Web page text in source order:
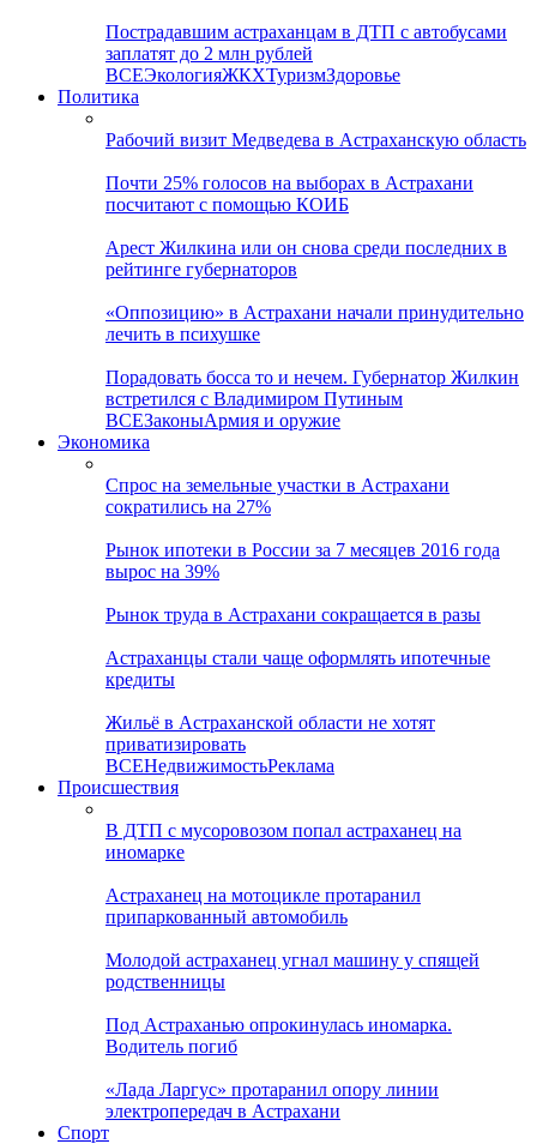
Пострадавшим астраханцам в ДТП с автобусами
заплатят до 2 млн рублей
ВСЕЭкологияЖКХТуризмЗдоровье
Политика
Рабочий визит Медведева в Астраханскую область
Почти 25% голосов на выборах в Астрахани
посчитают с помощью КОИБ
Арест Жилкина или он снова среди последних в
рейтинге губернаторов
«Оппозицию» в Астрахани начали принудительно
лечить в психушке
Порадовать босса то и нечем. Губернатор Жилкин
встретился с Владимиром Путиным
ВСЕЗаконыАрмия и оружие
Экономика
Спрос на земельные участки в Астрахани
сократились на 27%
Рынок ипотеки в России за 7 месяцев 2016 года
вырос на 39%
Рынок труда в Астрахани сокращается в разы
Астраханцы стали чаще оформлять ипотечные
кредиты
Жильё в Астраханской области не хотят
приватизировать
ВСЕНедвижимостьРеклама
Происшествия
В ДТП с мусоровозом попал астраханец на
иномарке
Астраханец на мотоцикле протаранил
припаркованный автомобиль
Молодой астраханец угнал машину у спящей
родственницы
Под Астраханью опрокинулась иномарка.
Водитель погиб
«Лада Ларгус» протаранил опору линии
электропередач в Астрахани
Спорт